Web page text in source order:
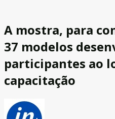
A mostra, para
37 modelos
participantes ao
capacitação